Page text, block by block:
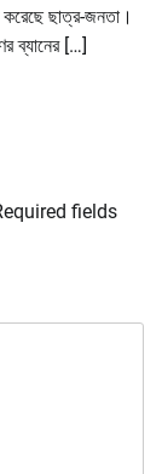
করেছে ছাত্র-জনতা।
ব্যানের […]
fields